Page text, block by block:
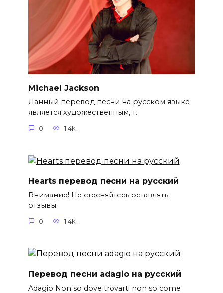
Michael Jackson
Данный перевод песни на русском языке
является художественным, т.
0 1.4k.
Hearts перевод песни на русский
Внимание! Не стесняйтесь оставлять
отзывы.
0 1.4k.
Перевод песни adagio на русский
Adagio Non so dove trovarti non so come